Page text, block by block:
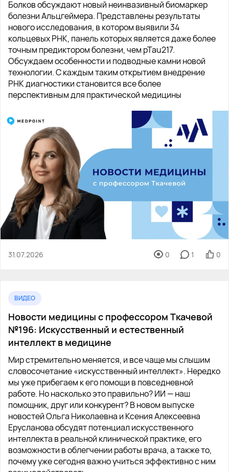
Болков обсуждают новый неинвазивный биомаркер
болезни Альцгеймера. Представлены результаты
нового исследования, в котором выявили 34
кольцевых РНК, панель которых является даже более
точным предиктором болезни, чем pTau217.
Обсуждаем особенности и подводные камни новой
технологии. С каждым таким открытием внедрение
РНК диагностики становится все более
перспективным для практической медицины
31.07.2026 0 1 0
ВИДЕО
Новости медицины с профессором Ткачевой
№196: Искусственный и естественный
интеллект в медицине
Мир стремительно меняется, и все чаще мы слышим
словосочетание «искусственный интеллект». Нередко
мы уже прибегаем к его помощи в повседневной
работе. Но насколько это правильно? ИИ — наш
помощник, друг или конкурент? В новом выпуске
новостей Ольга Николаевна и Ксения Алексеевна
Ерусланова обсудят потенциал искусственного
интеллекта в реальной клинической практике, его
возможности в облегчении работы врача, а также то,
почему уже сегодня важно учиться эффективно с ним